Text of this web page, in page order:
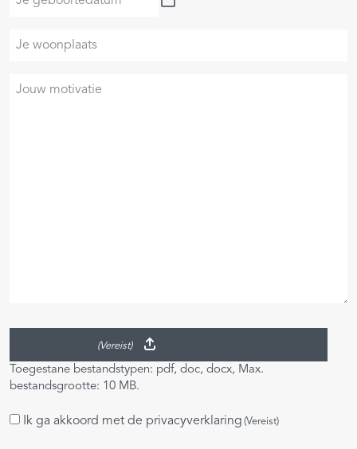
geboortedatum
Je
woonplaats
Je
(Vereist)
Toegestane bestandstypen: pdf, doc, docx, Max.
bestandsgrootte: 10 MB.
Instemming
Ik ga akkoord met de privacyverklaring (Vereist)